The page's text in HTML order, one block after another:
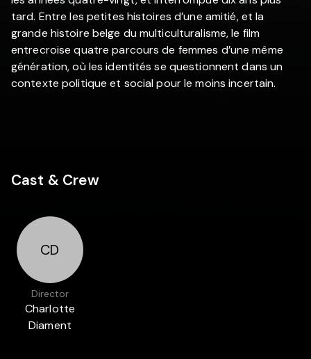
tard. Entre les petites histoires d’une amitié, et la
grande histoire belge du multiculturalisme, le film
entrecroise quatre parcours de femmes d’une même
génération, où les identités se questionnent dans un
contexte politique et social pour le moins incertain.
Cast & Crew
CD
Director
Charlotte
Diament